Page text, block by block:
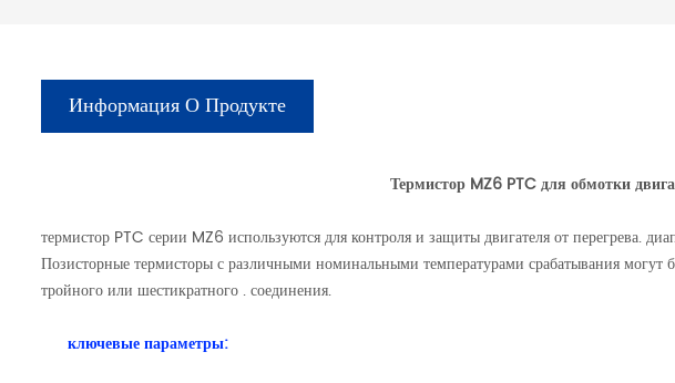
Информация О Продукте
Термистор MZ6 PTC для обмотки
термистор PTC серии MZ6 используются для контроля и защиты двигателя от перегрева.
Позисторные термисторы с различными номинальными температурами срабатывания могут
тройного или шестикратного . соединения.
ключевые параметры: